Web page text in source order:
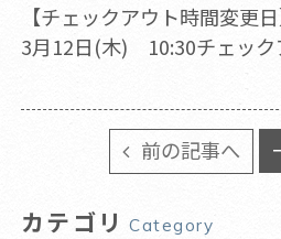
【チェックアウト時間変更日
3月12日(木) 10:30チェック
前の記事へ
カテゴリ Category